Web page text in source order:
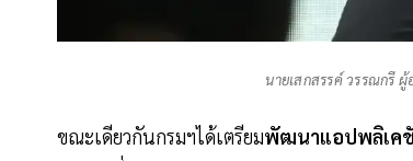
นายเสกสรรค์ วรรณกรี
ขณะเดียวกันกรมฯได้เตรียมพัฒนาแอปพลิเค